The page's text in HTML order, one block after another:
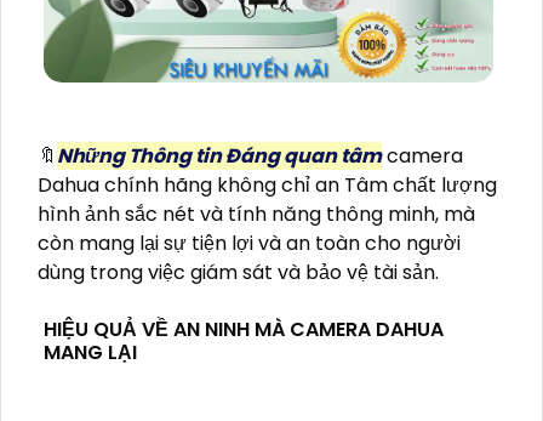
🔖 Những Thông tin Đáng quan tâmcamera
Dahua chính hãng không chỉ an Tâm chất lượng
hình ảnh sắc nét và tính năng thông minh, mà
còn mang lại sự tiện lợi và an toàn cho người
dùng trong việc giám sát và bảo vệ tài sản.
HIỆU QUẢ VỀ AN NINH MÀ CAMERA DAHUA
MANG LẠI